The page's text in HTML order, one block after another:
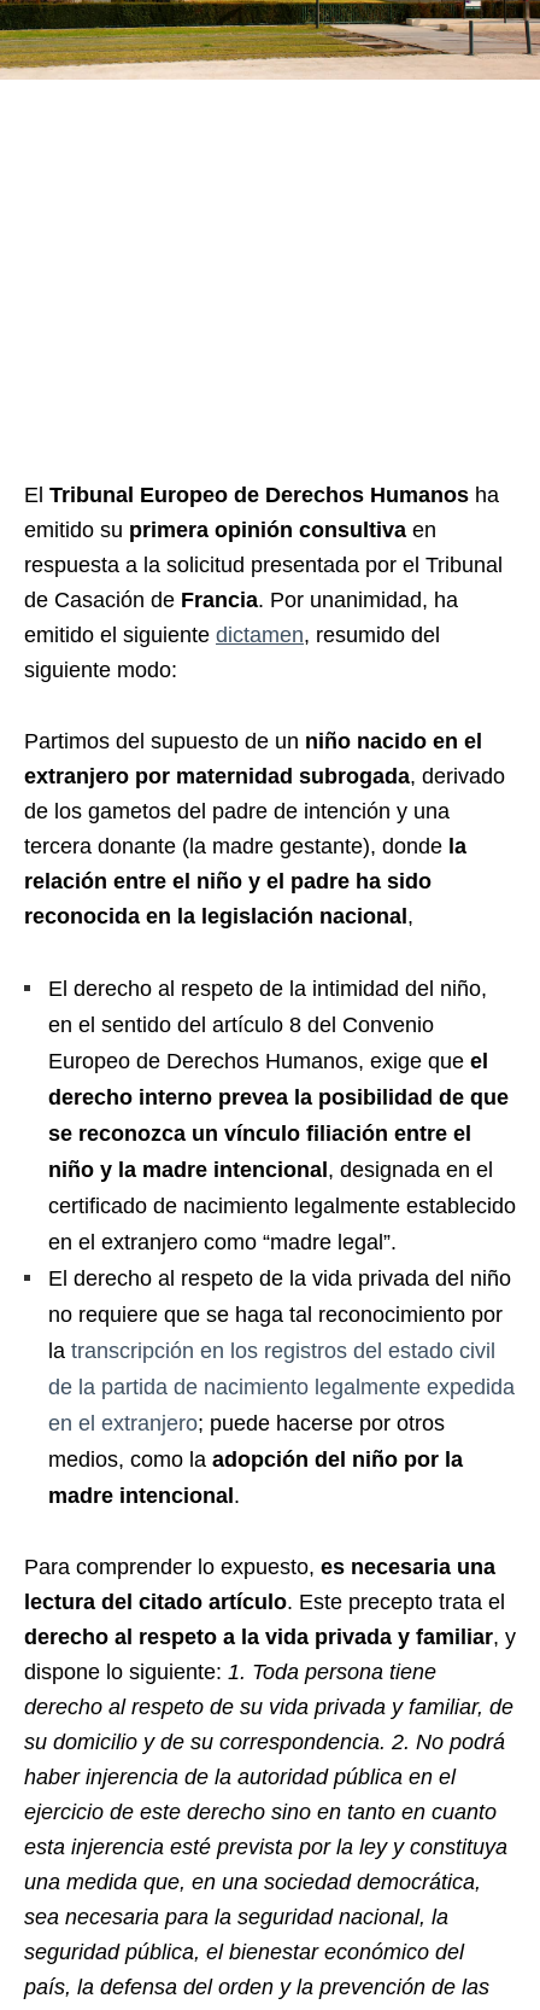
El Tribunal Europeo de Derechos Humanos ha
emitido su primera opinión consultiva en
respuesta a la solicitud presentada por el Tribunal
de Casación de Francia. Por unanimidad, ha
emitido el siguiente dictamen, resumido del
siguiente modo:
Partimos del supuesto de un niño nacido en el
extranjero por maternidad subrogada, derivado
de los gametos del padre de intención y una
tercera donante (la madre gestante), donde la
relación entre el niño y el padre ha sido
reconocida en la legislación nacional ,
El derecho al respeto de la intimidad del niño,
en el sentido del artículo 8 del Convenio
Europeo de Derechos Humanos, exige que el
derecho interno prevea la posibilidad de que
se reconozca un vínculo filiación entre el
niño y la madre intencional , designada en el
certificado de nacimiento legalmente establecido
en el extranjero como “madre legal”.
El derecho al respeto de la vida privada del niño
no requiere que se haga tal reconocimiento por
la transcripción en los registros del estado civil
de la partida de nacimiento legalmente expedida
en el extranjero; puede hacerse por otros
medios, como la adopción del niño por la
madre intencional .
Para comprender lo expuesto, es necesaria una
lectura del citado artículo. Este precepto trata el
derecho al respeto a la vida privada y familiar, y
dispone lo siguiente: 1. Toda persona tiene
derecho al respeto de su vida privada y familiar, de
su domicilio y de su correspondencia. 2. No podrá
haber injerencia de la autoridad pública en el
ejercicio de este derecho sino en tanto en cuanto
esta injerencia esté prevista por la ley y constituya
una medida que, en una sociedad democrática,
sea necesaria para la seguridad nacional, la
seguridad pública, el bienestar económico del
país, la defensa del orden y la prevención de las